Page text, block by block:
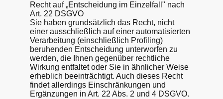
Recht auf „Entscheidung im Einzelfall" nach
Art. 22 DSGVO
Sie haben grundsätzlich das Recht, nicht
einer ausschließlich auf einer automatisierten
Verarbeitung (einschließlich Profiling)
beruhenden Entscheidung unterworfen zu
werden, die Ihnen gegenüber rechtliche
Wirkung entfaltet oder Sie in ähnlicher Weise
erheblich beeinträchtigt. Auch dieses Recht
findet allerdings Einschränkungen und
Ergänzungen in Art. 22 Abs. 2 und 4 DSGVO.